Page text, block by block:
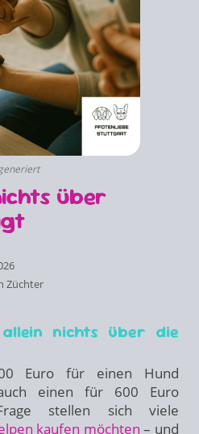
über
Züchter
nichts über die
Euro für einen Hund
einen für 600 Euro
stellen sich viele
kaufen möchten – und